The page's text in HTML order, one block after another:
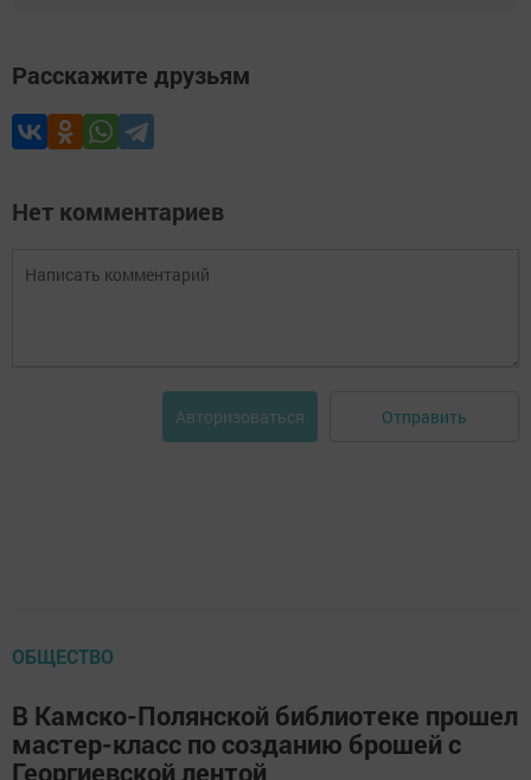
Расскажите друзьям
Нет комментариев
Авторизоваться Отправить
ОБЩЕСТВО
В Камско-Полянской библиотеке прошел
мастер-класс по созданию брошей с
Георгиевской лентой